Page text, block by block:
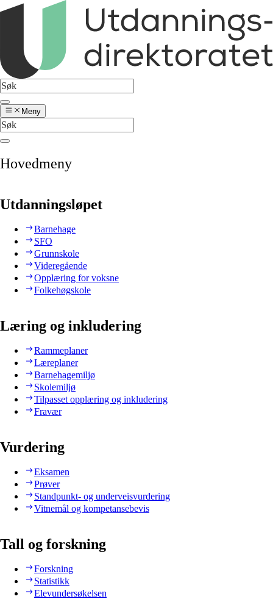
Meny
Hovedmeny
Utdanningsløpet
Barnehage
SFO
Grunnskole
Videregående
Opplæring for voksne
Folkehøgskole
Læring og inkludering
Rammeplaner
Læreplaner
Barnehagemiljø
Skolemiljø
Tilpasset opplæring og inkludering
Fravær
Vurdering
Eksamen
Prøver
Standpunkt- og underveisvurdering
Vitnemål og kompetansebevis
Tall og forskning
Forskning
Statistikk
Elevundersøkelsen